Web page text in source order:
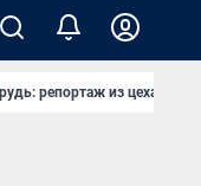
репортаж из цеха